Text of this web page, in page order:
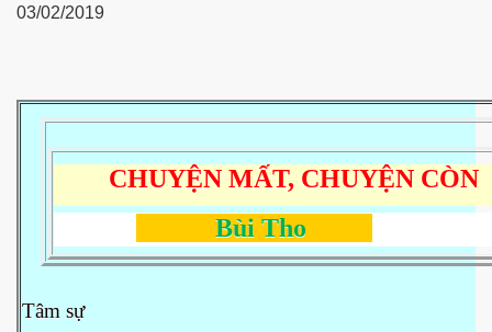
03/02/2019
CHUYỆN MẤT, CHUYỆN CÒN
Bùi Tho
Tâm sự
Bộ xưa